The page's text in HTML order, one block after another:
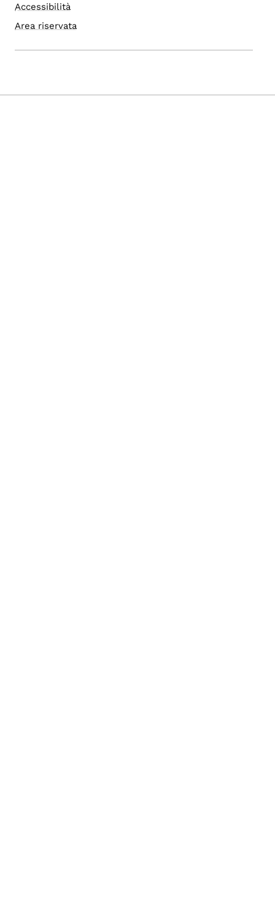
Accessibilità
Area riservata